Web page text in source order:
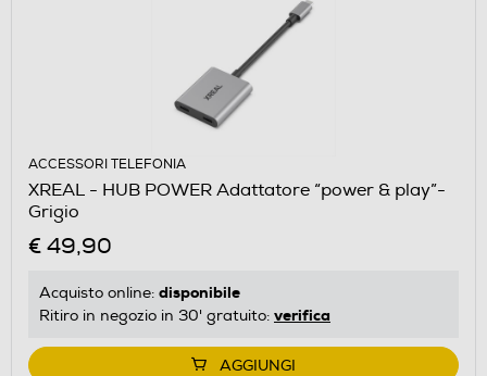
ACCESSORI TELEFONIA
XREAL - HUB POWER Adattatore “power & play”-
Grigio
€ 49,90
Acquisto online: disponibile
Ritiro in negozio in 30' gratuito: verifica
AGGIUNGI